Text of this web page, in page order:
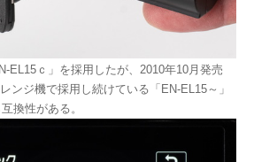
EL15ｃ」を採用したが、2010年10月発売
ンジ機で採用し続けている「EN-EL15～」
換性がある。